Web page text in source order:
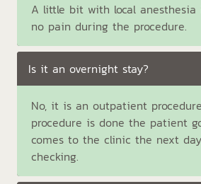
A little bit with local
no pain during the procedure.
Is it an overnight stay?
No, it is an outpatient
procedure is done the patient
comes to the clinic the next
checking.